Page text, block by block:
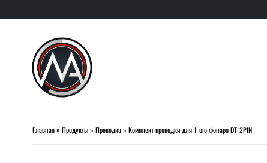
Главная» Продукты» Проводка» Комплект проводки для 1-ого фонаря DT-2PIN